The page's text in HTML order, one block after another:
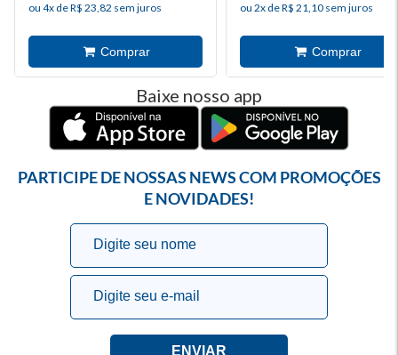
ou 4x de R$ 23,82 sem juros ou 2x de R$ 21,10 sem juros
Baixe nosso app
PARTICIPE DE NOSSAS NEWS COM PROMOÇÕES
E NOVIDADES!